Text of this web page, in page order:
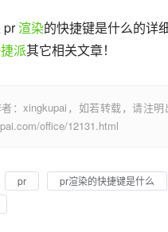
pr 渲染的快捷键是什么的详
派其它相关文章！
：xingkupai，如若转载，请注明
office/12131.html
pr
pr渲染的快捷键是什么